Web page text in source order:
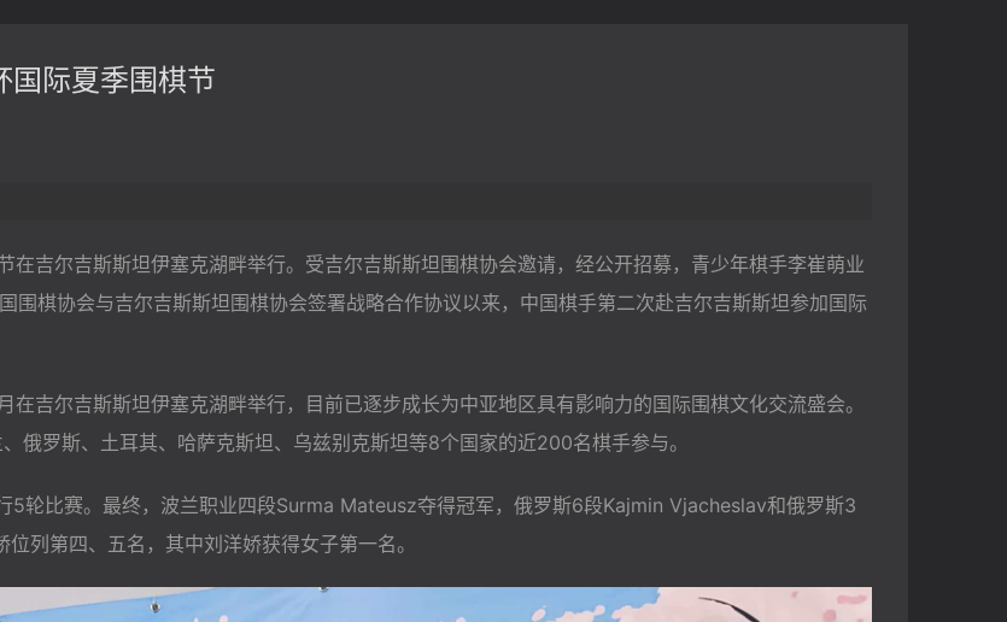
国际夏季围棋节
在吉尔吉斯斯坦伊塞克湖畔举行。受吉尔吉斯斯坦围棋协会邀请，经公开招募，青少年棋手李崔萌业
棋协会与吉尔吉斯斯坦围棋协会签署战略合作协议以来，中国棋手第二次赴吉尔吉斯斯坦参加国际
尔吉斯斯坦伊塞克湖畔举行，目前已逐步成长为中亚地区具有影响力的国际围棋文化交流盛会。
俄罗斯、土耳其、哈萨克斯坦、乌兹别克斯坦等8个国家的近200名棋手参与。
5轮比赛。最终，波兰职业四段Surma Mateusz夺得冠军，俄罗斯6段Kajmin Vjacheslav和俄罗斯3
列第四、五名，其中刘洋娇获得女子第一名。